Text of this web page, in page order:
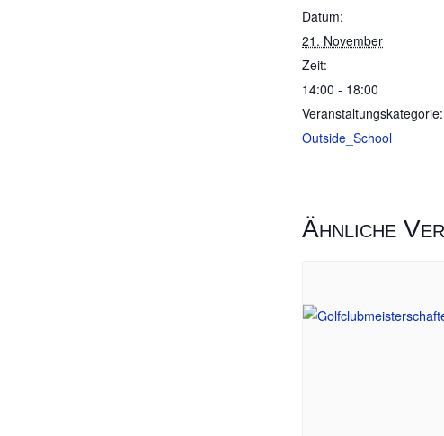
Datum:
21. November
Zeit:
14:00 - 18:00
Veranstaltungskategorie:
Outside_School
Ähnliche